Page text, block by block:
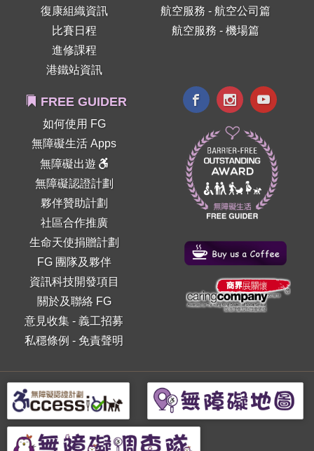
復康組織資訊
比賽日程
進修課程
港鐵站資訊
航空服務 - 航空公司篇
航空服務 - 機場篇
FREE GUIDER
如何使用 FG
無障礙生活 Apps
無障礙出遊
無障礙認證計劃
夥伴贊助計劃
社區合作推廣
生命天使捐贈計劃
FG 團隊及夥伴
資訊科技開發項目
關於及聯絡 FG
意見收集 -義工招募
私穩條例 - 免責聲明